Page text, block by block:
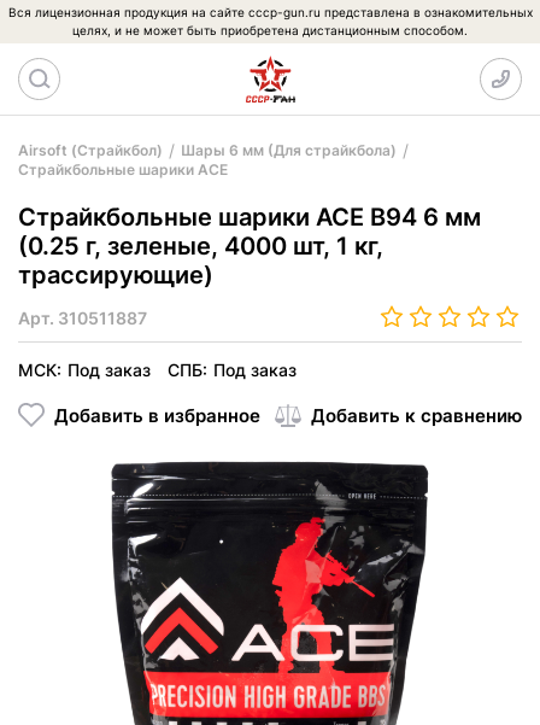
Вся лицензионная продукция на сайте cccp-gun.ru представлена в ознакомительных
целях, и не может быть приобретена дистанционным способом.
Airsoft (Страйкбол)
Шары 6 мм (Для страйкбола)
Страйкбольные шарики ACE
Страйкбольные шарики ACE B94 6 мм
(0.25 г, зеленые, 4000 шт, 1 кг,
трассирующие)
Арт. 310511887
МСК: Под заказ СПБ: Под заказ
Добавить в избранное Добавить к сравнению